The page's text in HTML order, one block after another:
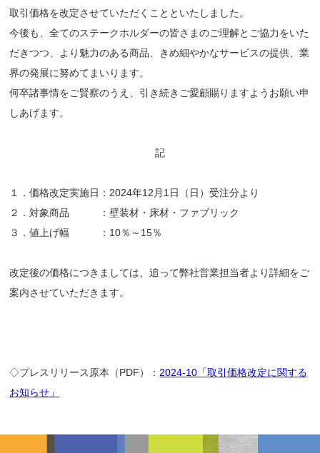
取引価格を改定させていただくことといたしました。
今後も、全てのステークホルダーの皆さまのご理解とご協力をいた
だきつつ、より魅力のある商品、きめ細やかなサービスの提供、業
界の発展に努めてまいります。
何卒諸事情をご賢察のうえ、引き続きご愛顧賜りますようお願い申
しあげます。
記
１．価格改定実施日：2024年12月1日（日）受注分より
２．対象商品 ：壁装材・床材・ファブリック
３．値上げ幅 ：10％～15％
改定後の価格につきましては、追って弊社営業担当者より詳細をご
案内させていただきます。
◇プレスリリース原本（PDF）： 2024-10「取引価格改定に関する
お知らせ」